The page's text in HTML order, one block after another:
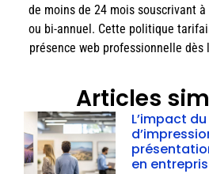
Articles
L’impact
en
de moins de 24 mois souscrivant
ou bi-annuel. Cette politique
présence web professionnelle